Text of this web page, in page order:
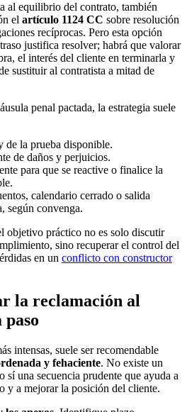
al equilibrio del contrato, también
el artículo 1124 CC sobre resolución
recíprocas. Pero esta opción
justifica resolver; habrá que valorar
el interés del cliente en terminarla y
sustituir al contratista a mitad de
penal pactada, la estrategia suele
de la prueba disponible.
de daños y perjuicios.
para que se reactive o finalice la
calendario cerrado o salida
según convenga.
objetivo práctico no es solo discutir
sino recuperar el control del
en un conflicto con constructor
la reclamación al
intensas, suele ser recomendable
y fehaciente. No existe un
una secuencia prudente que ayuda a
y a mejorar la posición del cliente.